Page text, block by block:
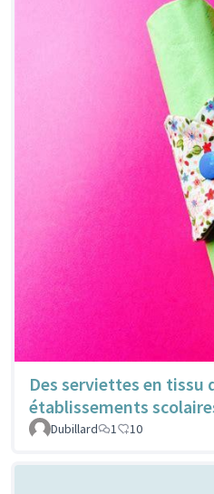
Des serviettes en tissu
établissements
Dubillard
1 10